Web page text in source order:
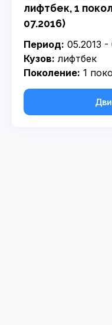
лифтбек, 1
07.2016)
Период: 05.2013 -
Кузов: лифтбек
Поколение: 1